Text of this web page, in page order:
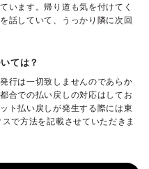
います。帰り道も気を付けてく
話していて、うっかり隣に次回
ては？
行は一切致しませんのであらか
合での払い戻しの対応はしてお
ト払い戻しが発生する際には東
で方法を記載させていただきま